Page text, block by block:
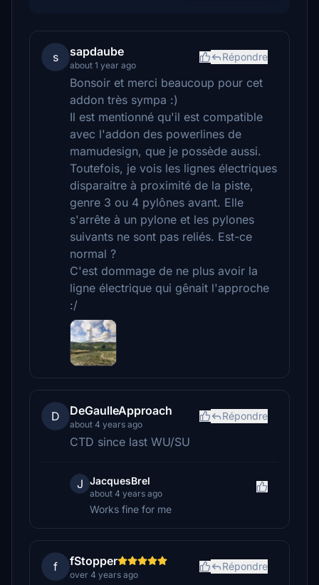
s sapdaube
about 1 year ago
Répondre
Bonsoir et merci beaucoup pour cet
addon très sympa :)
Il est mentionné qu'il est compatible
avec l'addon des powerlines de
mamudesign, que je possède aussi.
Toutefois, je vois les lignes électriques
disparaitre à proximité de la piste,
genre 3 ou 4 pylônes avant. Elle
s'arrête à un pylone et les pylones
suivants ne sont pas reliés. Est-ce
normal ?
C'est dommage de ne plus avoir la
ligne électrique qui gênait l'approche
:/
D DeGaulleApproach
about 4 years ago
Répondre
CTD since last WU/SU
J JacquesBrel
about 4 years ago
Works fine for me
f fStopper
over 4 years ago
Répondre